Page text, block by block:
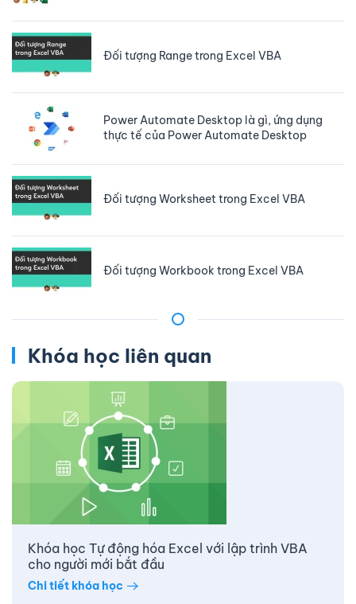
Đối tượng Range trong Excel VBA
Power Automate Desktop là gì, ứng dụng
thực tế của Power Automate Desktop
Đối tượng Worksheet trong Excel VBA
Đối tượng Workbook trong Excel VBA
Khóa học liên quan
Khóa học Tự động hóa Excel với lập trình VBA
cho người mới bắt đầu
Chi tiết khóa học